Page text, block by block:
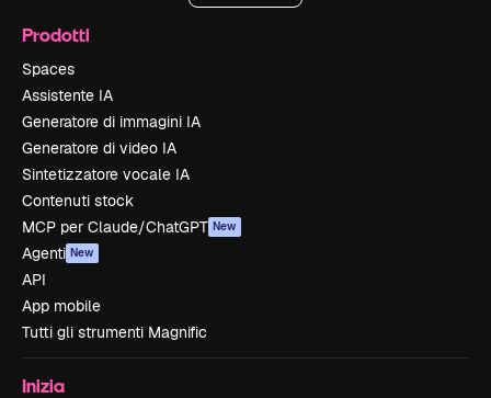
Prodotti
Spaces
Assistente IA
Generatore di immagini IA
Generatore di video IA
Sintetizzatore vocale IA
Contenuti stock
MCP per Claude/ChatGPT New
Agenti New
API
App mobile
Tutti gli strumenti Magnific
Inizia